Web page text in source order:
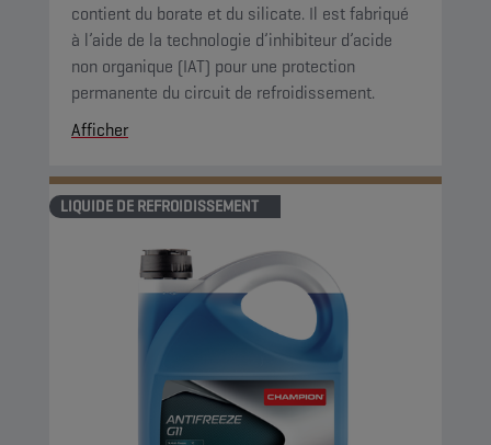
contient du borate et du silicate. Il est fabriqué
à l’aide de la technologie d’inhibiteur d’acide
non organique (IAT) pour une protection
permanente du circuit de refroidissement.
Afficher
LIQUIDE DE REFROIDISSEMENT